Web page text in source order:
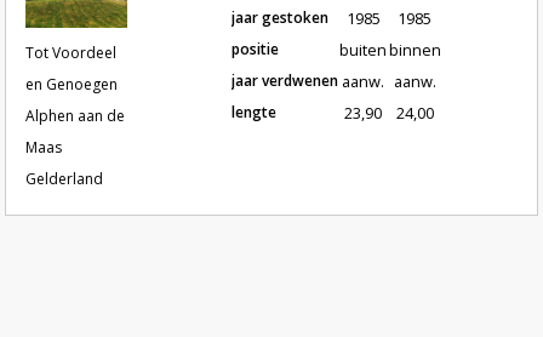
Tot Voordeel
en Genoegen
Alphen aan de
Maas
Gelderland
Roeden van molen Tot Voordeel
jaar gestoken
positie
jaar verdwenen
lengte
1985
buiten
aanw.
23,90
1985
binnen
aanw.
24,00